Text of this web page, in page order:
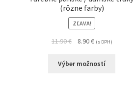
(rôzne farby)
ZĽAVA!
11.90€ 8.90€ (s DPH)
Výber možností